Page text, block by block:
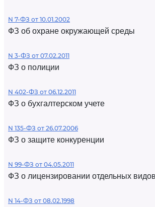
N 7-ФЗ от 10.01.2002
ФЗ об охране окружающей среды
N 3-ФЗ от 07.02.2011
ФЗ о полиции
N 402-ФЗ от 06.12.2011
ФЗ о бухгалтерском учете
N 135-ФЗ от 26.07.2006
ФЗ о защите конкуренции
N 99-ФЗ от 04.05.2011
ФЗ о лицензировании отдельных
N 14-ФЗ от 08.02.1998